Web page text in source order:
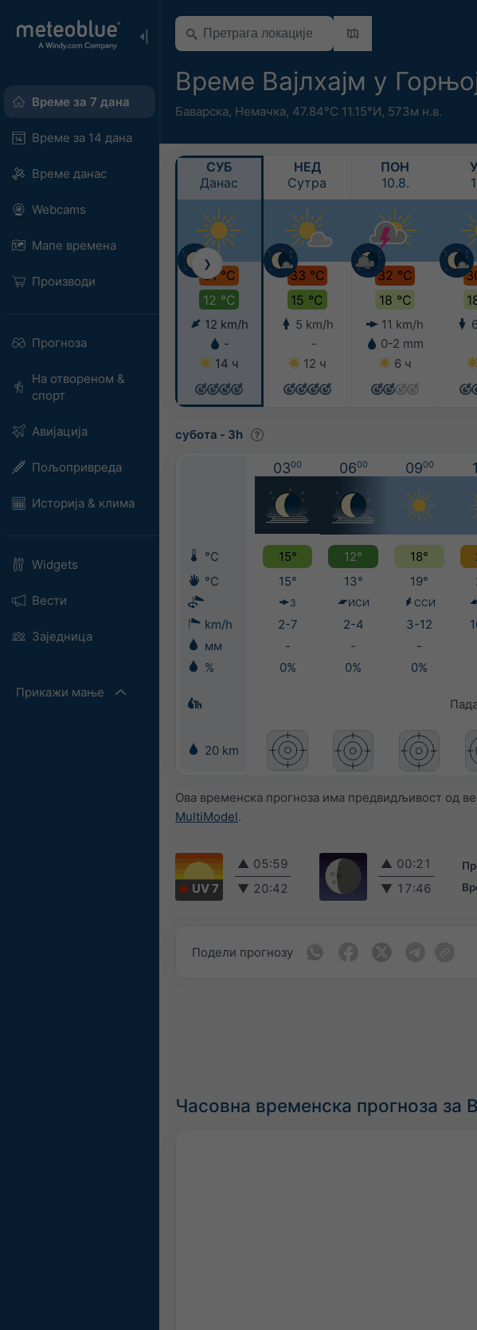
Време за 7 дана
Време за 14 дана
Време данас
Webcams
Мапе времена
Производи
Прогноза
На отвореном &
спорт
Авијација
Пољопривреда
Историја & клима
Widgets
Вести
Заједница
Прикажи мање
Време Вајлхајм у
Баварска, Немачка, 47.84°С 11.15°И, 573м н.в.
СУБ
Данас
31 °C
12 °C
12 km/h
-
14 ч
НЕД
Сутра
33 °C
15 °C
5 km/h
-
12 ч
ПОН
10.8.
32 °C
18 °C
11 km/h
0-2 mm
6 ч
❯
субота - 3h
0300 0600 0900
°C 15° 12° 18°
°C
15° 13° 19°
З ИСИ ССИ
km/h 2-7 2-4 3-12
мм
- - -
%
0% 0% 0%
20 km
Ова временска прогноза има предвидљивост од
MultiModel.
UV 7
▲ 05:59
▼ 20:42
▲ 00:21
▼ 17:46
Подели прогнозу
Часовна временска прогноза за